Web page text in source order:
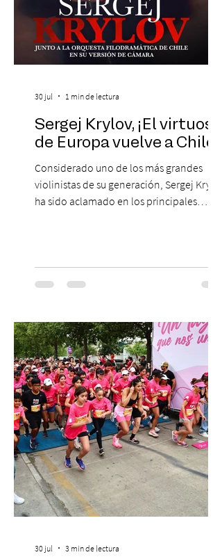
Sergej Krylov, ¡El virtuoso
de Europa vuelve a Chile!
Considerado uno de los más grandes
violinistas de su generación, Sergej Krylov
ha sido aclamado en los principales
escenario del Teatro CA660 para
protagonizar una velada extraordinaria
Las Cuatro Estaciones de Antonio Vivaldi y
Las Cuatro Estaciones Porteñas de Astor
Piazzolla. Déja
30 jul 1 min de lectura
30 jul 3 min de lectura